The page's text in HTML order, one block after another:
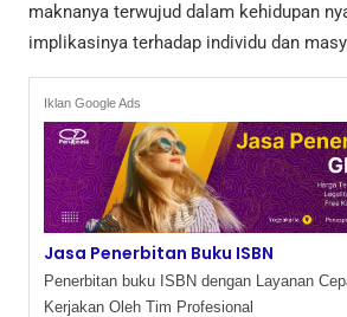
maknanya terwujud dalam kehidupan
implikasinya terhadap individu dan
Iklan Google Ads
Jasa Penerbitan Buku ISBN
Penerbitan buku ISBN dengan Layanan
Kerjakan Oleh Tim Profesional